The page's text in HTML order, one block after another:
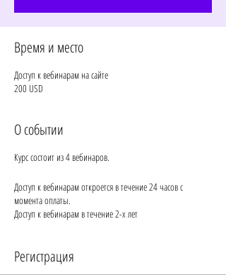
Время и место
Доступ к вебинарам на сайте
200 USD
О событии
Курс состоит из 4 вебинаров.
Доступ к вебинарам откроется в течение 24 часов с
момента оплаты.
Доступ к вебинарам в течение 2-х лет
Регистрация